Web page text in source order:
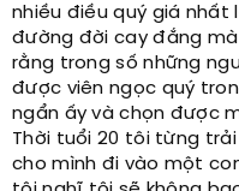
nhiều điều quý giá nhất
đường đời cay đắng
rằng trong số những
được viên ngọc quý
ngẩn ấy và chọn được
Thời tuổi 20 tôi từng
cho mình đi vào một